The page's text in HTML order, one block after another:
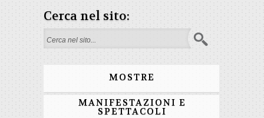
Cerca nel sito:
Form di ricerca
MOSTRE
MANIFESTAZIONI E
SPETTACOLI